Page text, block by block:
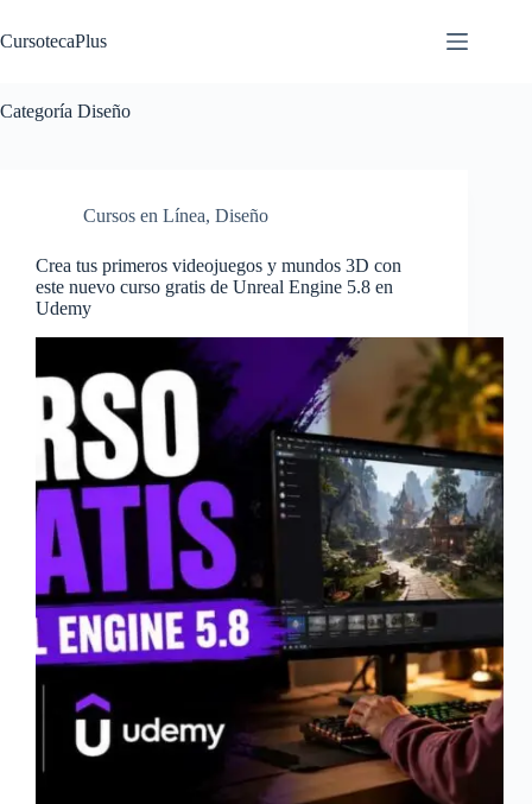
al
contenido
CursotecaPlus
Categoría Diseño
Cursos en Línea, Diseño
Crea tus primeros videojuegos y mundos 3D con
este nuevo curso gratis de Unreal Engine 5.8 en
Udemy